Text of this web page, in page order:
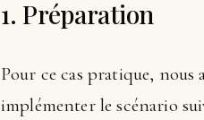
1. Préparation
Pour ce cas pratique,
implémenter le scénario